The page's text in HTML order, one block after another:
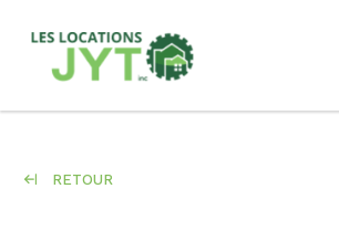
RETOUR